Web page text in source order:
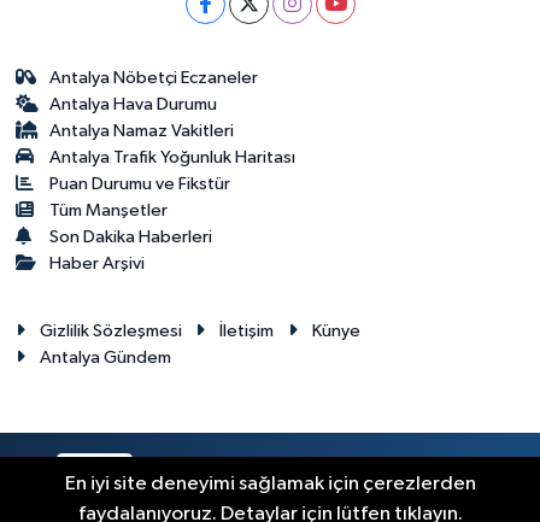
Antalya Nöbetçi Eczaneler
Antalya Hava Durumu
Antalya Namaz Vakitleri
Antalya Trafik Yoğunluk Haritası
Puan Durumu ve Fikstür
Tüm Manşetler
Son Dakika Haberleri
Haber Arşivi
Gizlilik Sözleşmesi İletişim
Künye
Antalya Gündem
RSS Copyright © 2024. Her hakkı saklıdır.
En iyi site deneyimi sağlamak için çerezlerden
faydalanıyoruz. Detaylar için lütfen tıklayın.